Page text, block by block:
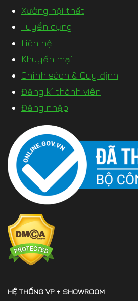
Xưởng nội thất
Tuyển dụng
Liên hệ
Khuyến mại
Chính sách & Quy định
Đăng kí thành viên
Đăng nhập
HỆ THỐNG VP + SHOWROOM